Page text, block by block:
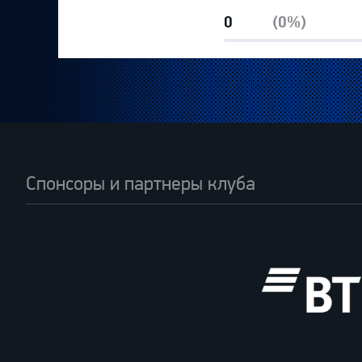
0
(0%)
Спонсоры и партнеры клуба